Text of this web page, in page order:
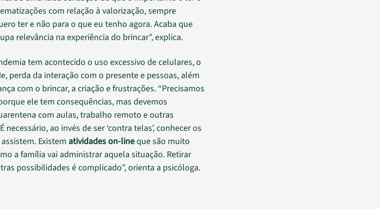
com relação à valorização, sempre
ter e não para o que eu tenho agora. Acaba que
relevância na experiência do brincar”, explica.
tem acontecido o uso excessivo de celulares, o
perda da interação com o presente e pessoas, além
com o brincar, a criação e frustrações. “Precisamos
ele tem consequências, mas devemos
com aulas, trabalho remoto e outras
ao invés de ser ‘contra telas’, conhecer os
Existem atividades on-lineque são muito
a família vai administrar aquela situação. Retirar
possibilidades é complicado”, orienta a psicóloga.